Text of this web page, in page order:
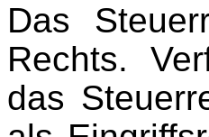
Das
Rechts.
das